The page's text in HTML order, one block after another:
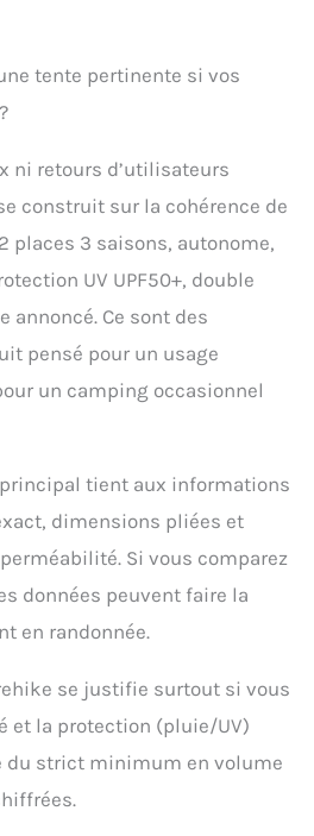
tente pertinente si vos
ni retours d’utilisateurs
construit sur la cohérence de
places 3 saisons, autonome,
UV UPF50+, double
annoncé. Ce sont des
pensé pour un usage
un camping occasionnel
tient aux informations
dimensions pliées et
Si vous comparez
données peuvent faire la
en randonnée.
se justifie surtout si vous
et la protection (pluie/UV)
du strict minimum en volume